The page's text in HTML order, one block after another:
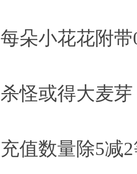
每朵小花花附
杀怪或得大麦
充值数量除5减